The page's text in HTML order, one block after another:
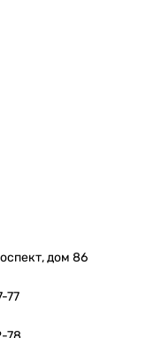
дом 86
77